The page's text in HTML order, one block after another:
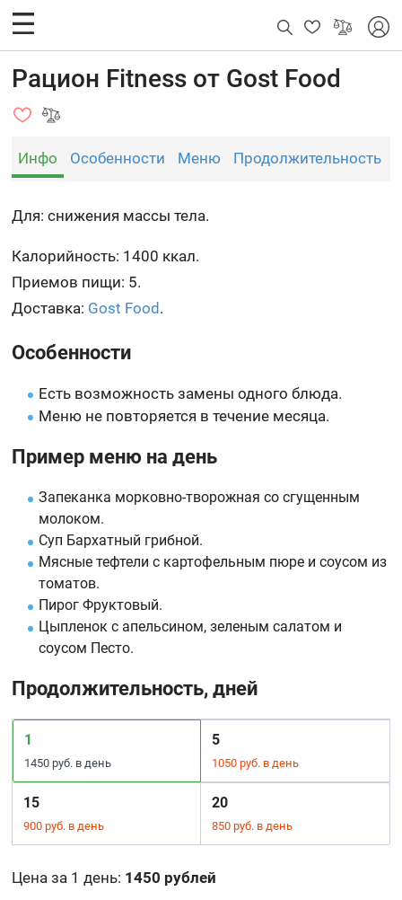
Рацион Fitness от Gost Food
Инфо Особенности Меню Продолжительность
Для: снижения массы тела.
Калорийность: 1400 ккал.
Приемов пищи: 5.
Доставка: Gost Food .
Особенности
Есть возможность замены одного блюда.
Меню не повторяется в течение месяца.
Пример меню на день
Запеканка морковно-творожная со сгущенным
молоком.
Суп Бархатный грибной.
Мясные тефтели с картофельным пюре и соусом из
томатов.
Пирог Фруктовый.
Цыпленок с апельсином, зеленым салатом и
соусом Песто.
Продолжительность, дней
1
1450 руб. в день
5
1050 руб. в день
15
900 руб. в день
20
850 руб. в день
Цена за 1 день: 1450 рублей